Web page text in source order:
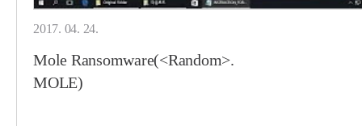
2017. 04. 24.
Mole Ransomware(<Random>.
MOLE)